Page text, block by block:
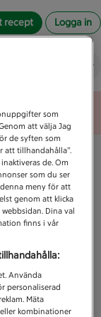
recept Logga in
som
att välja Jag
de syften som
att tillhandahålla”.
de. Om
som du ser
meny för att
genom att klicka
Dina val
finns i vår
Använda
personaliserad
Mäta
kombinationer